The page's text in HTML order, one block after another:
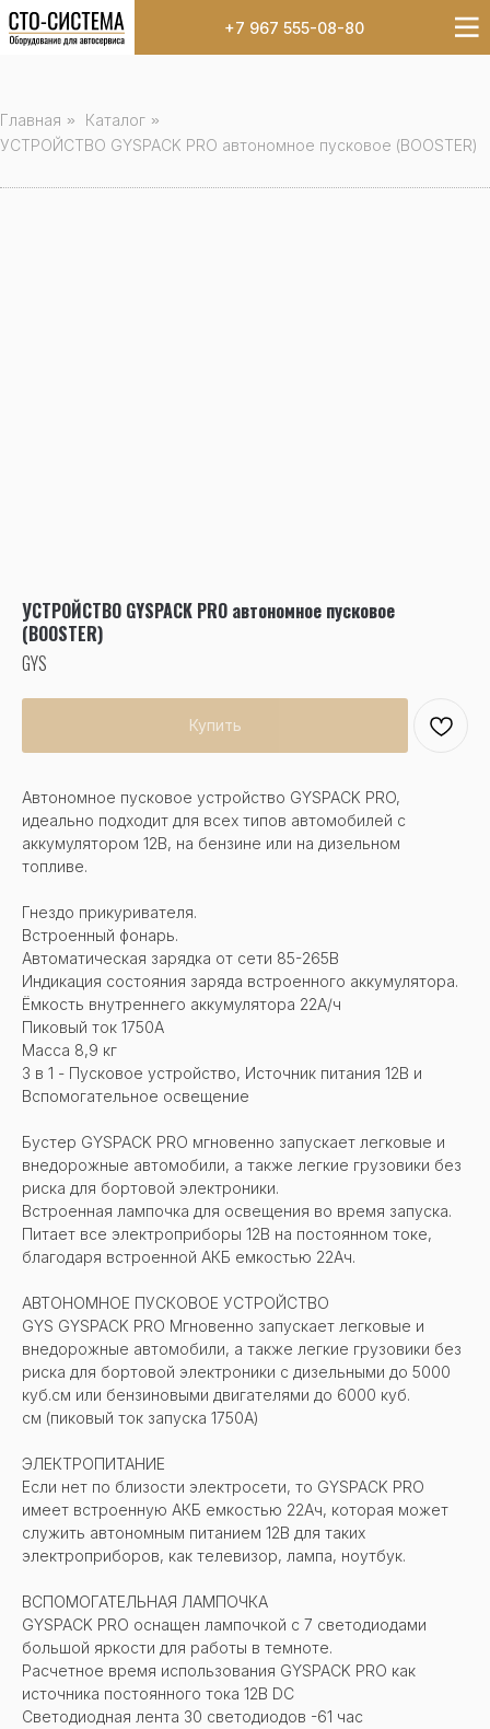
+7 967 555-08-80
Главная » Каталог »
УСТРОЙСТВО GYSPACK PRO автономное пусковое (BOOSTER)
УСТРОЙСТВО GYSPACK PRO автономное пусковое
(BOOSTER)
GYS
Купить
Автономное пусковое устройство GYSPACK PRO,
идеально подходит для всех типов автомобилей с
аккумулятором 12В, на бензине или на дизельном
топливе.
Гнездо прикуривателя.
Встроенный фонарь.
Автоматическая зарядка от сети 85-265В
Индикация состояния заряда встроенного аккумулятора.
Ёмкость внутреннего аккумулятора 22А/ч
Пиковый ток 1750А
Масса 8,9 кг
3 в 1 - Пусковое устройство, Источник питания 12В и
Вспомогательное освещение
Бустер GYSPACK PRO мгновенно запускает легковые и
внедорожные автомобили, а также легкие грузовики без
риска для бортовой электроники.
Встроенная лампочка для освещения во время запуска.
Питает все электроприборы 12В на постоянном токе,
благодаря встроенной АКБ емкостью 22Aч.
АВТОНОМНОЕ ПУСКОВОЕ УСТРОЙСТВО
GYS GYSPACK PRO Мгновенно запускает легковые и
внедорожные автомобили, а также легкие грузовики без
риска для бортовой электроники с дизельными до 5000
куб.см или бензиновыми двигателями до 6000 куб.
см (пиковый ток запуска 1750A)
ЭЛЕКТРОПИТАНИЕ
Если нет по близости электросети, то GYSPACK PRO
имеет встроенную АКБ емкостью 22Aч, которая может
служить автономным питанием 12В для таких
электроприборов, как телевизор, лампа, ноутбук.
ВСПОМОГАТЕЛЬНАЯ ЛАМПОЧКА
GYSPACK PRO оснащен лампочкой с 7 светодиодами
большой яркости для работы в темноте.
Расчетное время использования GYSPACK PRO как
источника постоянного тока 12В DC
Светодиодная лента 30 светодиодов -61 час